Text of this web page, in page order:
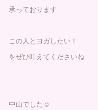
承っております
この人とヨガしたい！
をぜひ叶えてくださいね
中山でした☺️